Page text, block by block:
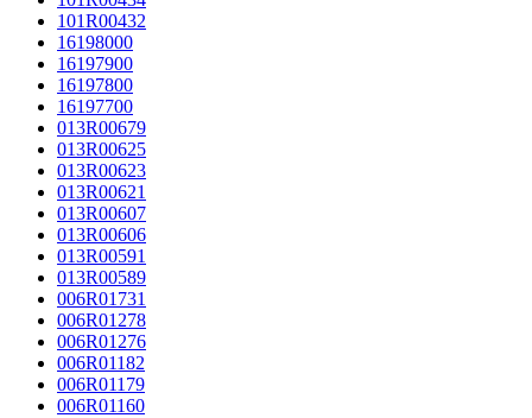
101R00432
16198000
16197900
16197800
16197700
013R00679
013R00625
013R00623
013R00621
013R00607
013R00606
013R00591
013R00589
006R01731
006R01278
006R01276
006R01182
006R01179
006R01160